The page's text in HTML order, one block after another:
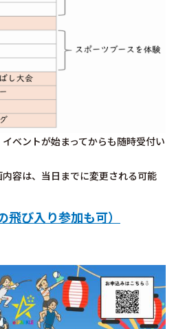
ベントが始まってからも随時受付い
容は、当日までに変更される可能
び入り参加も可）